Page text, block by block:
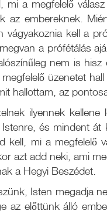
a megfelelő
az embereknek.
kell a
a prófétálás
nem is
üzenetet
hallottam, az
ilyennek
és mindent
kell, mi a megfelelő
azt add neki, ami
a Hegyi Beszédet.
Isten megadja
az előttünk álló